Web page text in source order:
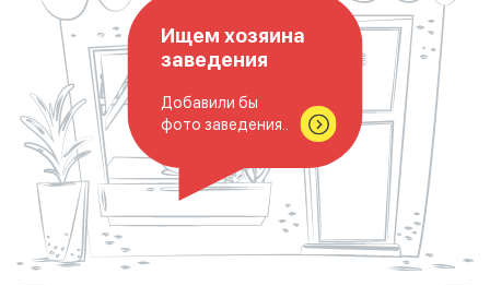
Ищем хозяина
заведения
Добавили бы
фото заведения..